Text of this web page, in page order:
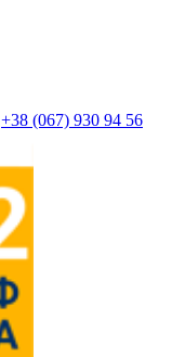
+38 (067) 930 94 56